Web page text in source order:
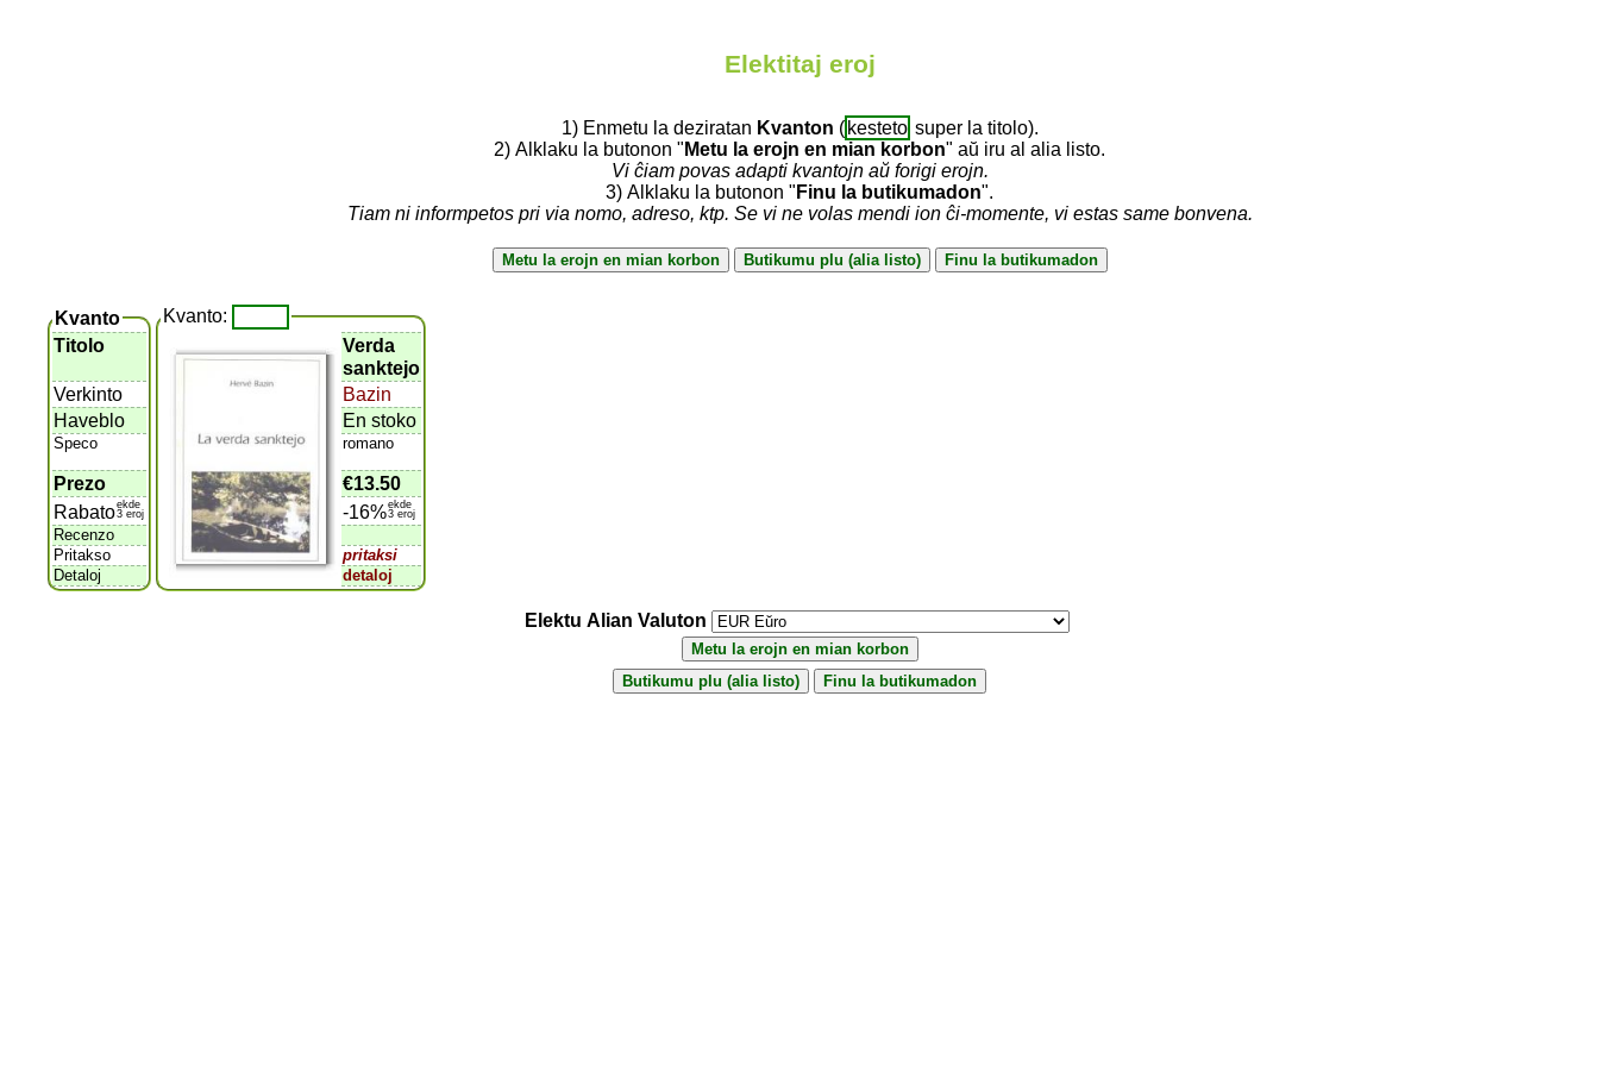
Elektitaj eroj
1) Enmetu la deziratan Kvanton ( kesteto super la titolo).
2) Alklaku la butonon " Metu la erojn en mian korbon" aŭ iru al alia listo.
Vi ĉiam povas adapti kvantojn aŭ forigi erojn.
3) Alklaku la butonon " Finu la butikumadon".
Tiam ni informpetos pri via nomo, adreso, ktp. Se vi ne volas mendi ion ĉi-momente, vi estas same bonvena.
Kvanto
Titolo
Verkinto
Haveblo
Speco
Prezo
Rabatoekde
3 eroj
Recenzo
Pritakso
Detaloj
Kvanto:
Verda
sanktejo
Bazin
En stoko
romano
€13.50
-16%ekde
3 eroj
pritaksi
detaloj
Elektu Alian Valuton